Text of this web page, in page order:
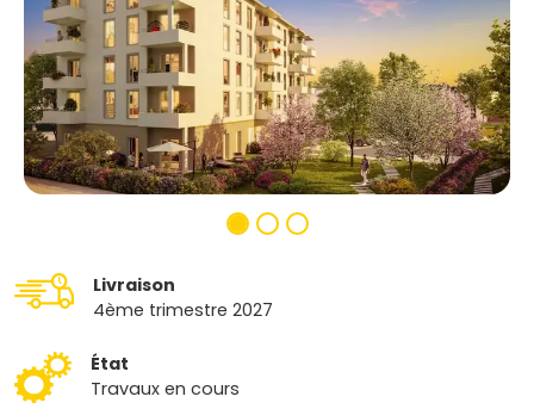
Livraison
4ème trimestre 2027
État
Travaux en cours